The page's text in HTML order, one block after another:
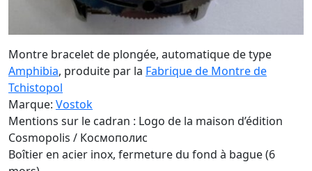
Montre bracelet de plongée, automatique de type
Amphibia, produite par la Fabrique de Montre de
Tchistopol
Marque: Vostok
Mentions sur le cadran : Logo de la maison d’édition
Cosmopolis / Космополис
Boîtier en acier inox, fermeture du fond à bague (6